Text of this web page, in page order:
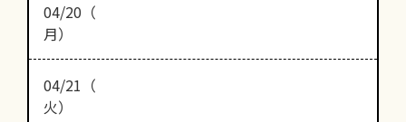
04/20（
月）
04/21（
火）